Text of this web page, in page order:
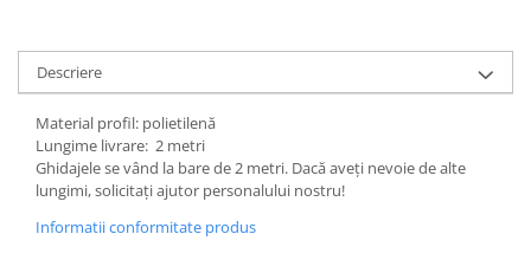
Descriere
Material profil: polietilenă
Lungime livrare: 2 metri
Ghidajele se vând la bare de 2 metri. Dacă aveți nevoie de alte
lungimi, solicitați ajutor personalului nostru!
Informatii conformitate produs